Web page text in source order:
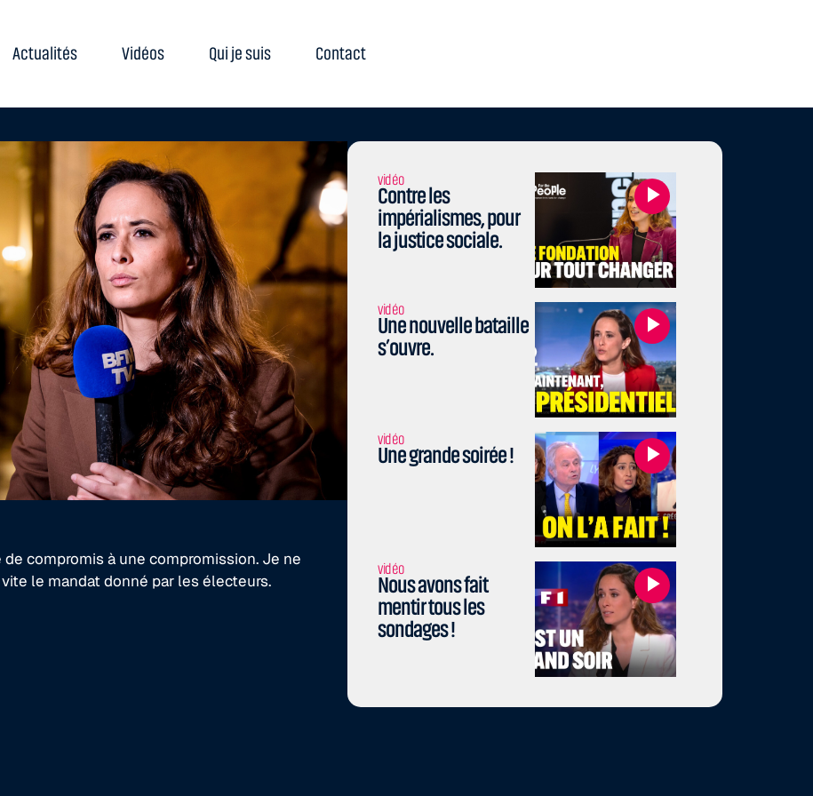
Actualités Vidéos Qui je suis Contact
compromis à une compromission. Je ne
le mandat donné par les électeurs.
vidéo
Contre les
impérialismes, pour
la justice sociale.
vidéo
Une nouvelle bataille
s’ouvre.
vidéo
Une grande soirée !
vidéo
Nous avons fait
mentir tous les
sondages !